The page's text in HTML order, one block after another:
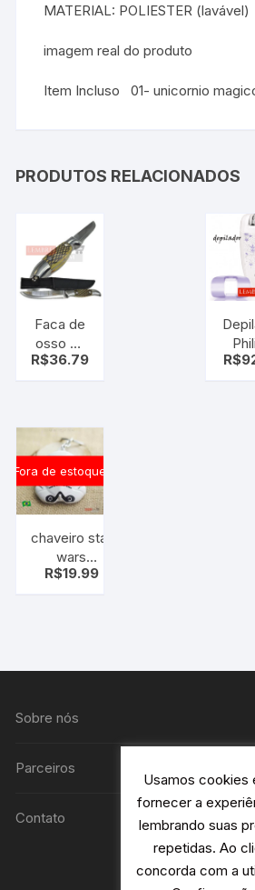
MATERIAL: POLIESTER (lavável)
imagem real do produto
Item Incluso 01- unicornio
PRODUTOS RELACIONADOS
Faca de
osso C/
bainha
cinto
R$36.79 R$
Fora de estoque
chaveiro star
wars
stormtrooper
R$19.99
Sobre nós
Parceiros
Contato
Usamos cookies
fornecer a
lembrando suas
repetidas. Ao
concorda com a